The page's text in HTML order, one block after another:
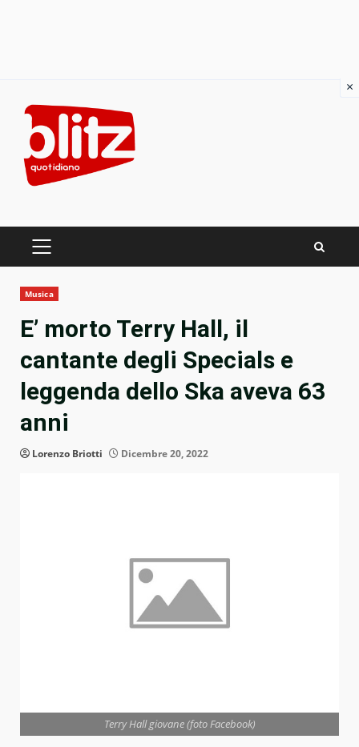
content
PRIMARY
Musica
E’ morto Terry Hall, il
cantante degli Specials e
leggenda dello Ska aveva 63
anni
Lorenzo Briotti Dicembre 20, 2022
Terry Hall giovane (foto Facebook)
×